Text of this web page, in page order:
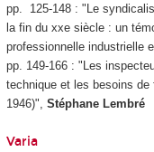
pp. 125-148 : "Le
la fin du xxe siècle : un
professionnelle industrielle
pp. 149-166 : "Les
technique et les besoins de
1946)", Stéphane Lembré
Varia